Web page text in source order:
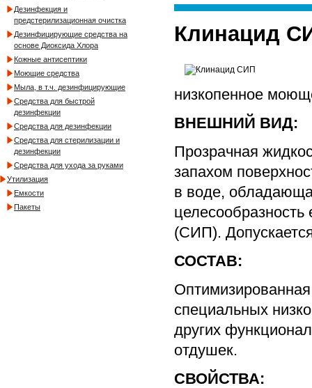
Дезинфекция и
предстерилизационная очистка
Дезинфицирующие средства на
основе Диоксида Хлора
Кожные антисептики
Моющие средства
Мыла, в т.ч. дезинфицирующие
Средства для быстрой
дезинфекции
Средства для дезинфекции
Средства для стерилизации и
дезинфекции
Средства для ухода за руками
Утилизация
Емкости
Пакеты
Клинацид
низкопенное
ВНЕШНИЙ ВИД:
Прозрачная
запахом
в воде,
(СИП).
СОСТАВ:
Оптимизированная
специальных
других
отдушек.
СВОЙСТВА: